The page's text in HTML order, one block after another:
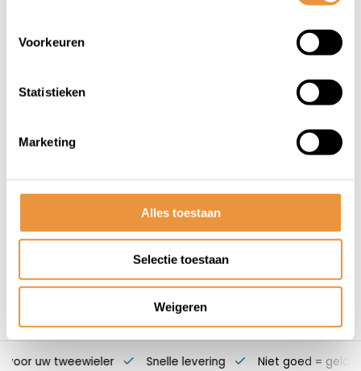
Voorkeuren
Statistieken
Marketing
Alles toestaan
Selectie toestaan
Weigeren
Op voorraad
voor uw tweewieler Snelle levering Niet goed = geld